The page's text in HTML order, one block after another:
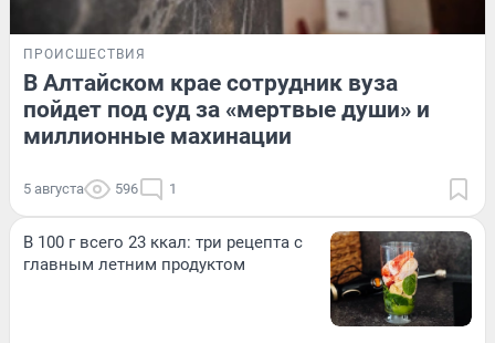
ПРОИСШЕСТВИЯ
В Алтайском крае сотрудник вуза
пойдет под суд за «мертвые души» и
миллионные махинации
5 августа 596 1
В 100 г всего 23 ккал: три рецепта с
главным летним продуктом